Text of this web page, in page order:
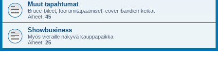
Muut tapahtumat
Bruce-bileet, foorumitapaamiset, cover-bändien keikat
Aiheet: 45
Showbusiness
Myös vieraille näkyvä kauppapaikka
Aiheet: 25